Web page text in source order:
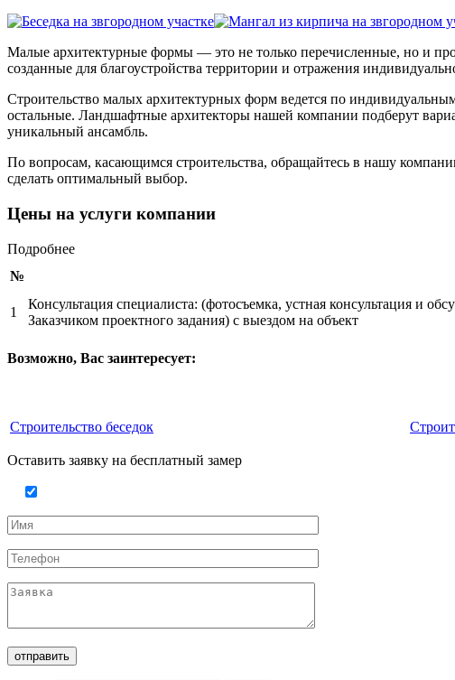
Малые архитектурные формы — это не только перечисленные, но и
созданные для благоустройства территории и отражения
Строительство малых архитектурных форм ведется по
остальные. Ландшафтные архитекторы нашей компании подберут
уникальный ансамбль.
По вопросам, касающимся строительства, обращайтесь в нашу
сделать оптимальный выбор.
Цены на услуги компании
Подробнее
№
1
Консультация специалиста: (фотосъемка, устная консультация и
Заказчиком проектного задания) с выездом на объект
Возможно, Вас заинтересует:
Строительство беседок
Оставить заявку на бесплатный замер